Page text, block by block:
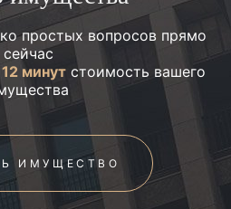
простых вопросов прямо
сейчас
минутстоимость вашего
ИМУЩЕСТВО